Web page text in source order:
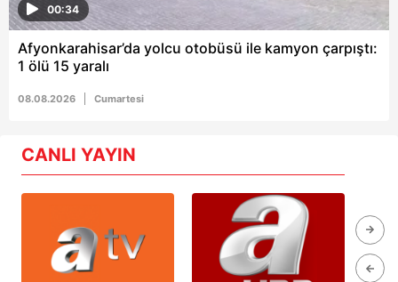
00:34
Afyonkarahisar’da yolcu otobüsü ile kamyon çarpıştı:
1 ölü 15 yaralı
08.08.2026 Cumartesi
CANLI YAYIN